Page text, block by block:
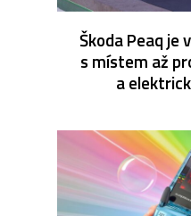
Škoda Peaq je
s místem až
a